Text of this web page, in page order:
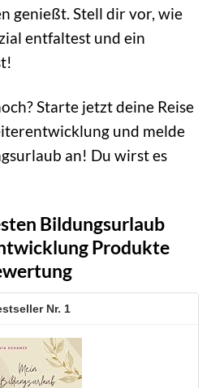
genießt. Stell dir vor, wie
entfaltest und ein
Starte jetzt deine Reise
und melde
an! Du wirst es
Bildungsurlaub
Produkte
1